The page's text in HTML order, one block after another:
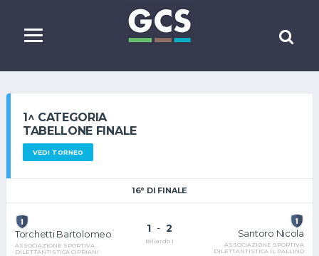
1^ CATEGORIA
TABELLONE FINALE
VEDI TORNEO
16° DI FINALE
Torchetti Bartolomeo
ASSOCIAZIONE SPORTIVA
DILETTANTISTICA CIPRIANI
1- 2
Biliardo 1
Santoro Nicola
ASSOCIAZIONE SPORTIVA
DILETTANTISTICA IL PALLINO